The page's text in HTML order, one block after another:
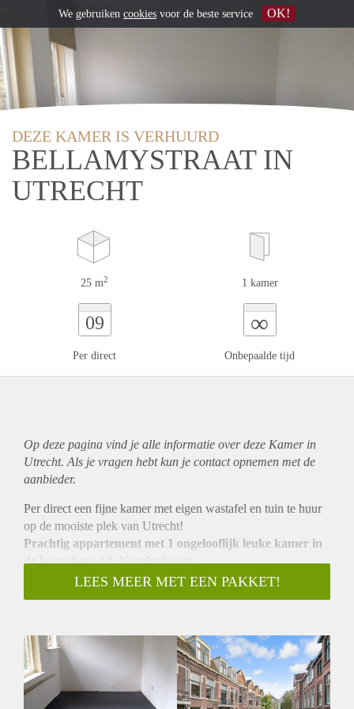
DEZE KAMER IS VERHUURD
BELLAMYSTRAAT IN
UTRECHT
25 m2 1 kamer
09
Per direct
∞
Onbepaalde tijd
Op deze pagina vind je alle informatie over deze Kamer in
Utrecht. Als je vragen hebt kun je contact opnemen met de
aanbieder.
Per direct een fijne kamer met eigen wastafel en tuin te huur
op de mooiste plek van Utrecht!
Prachtig appartement met 1 ongelooflijk leuke kamer in
de levendige wijk Vogelenbuurt
Welkom bij Bellamystraat, een schitterend appartement
gelegen in de bruisende wijk Vogelenbuurt. Voor iedereen
binnenkort twee fantastische kamers beschikbaar. Of je nu
een student, een werkende professional, een alleenstaande of
een expat bent, dit appartement biedt voor ieder wat wils.
VERHUURD
Kamer 1: Ruimte en comfort in overvloed
LEES MEER MET EEN PAKKET!
We gebruiken cookies voor de beste service OK!